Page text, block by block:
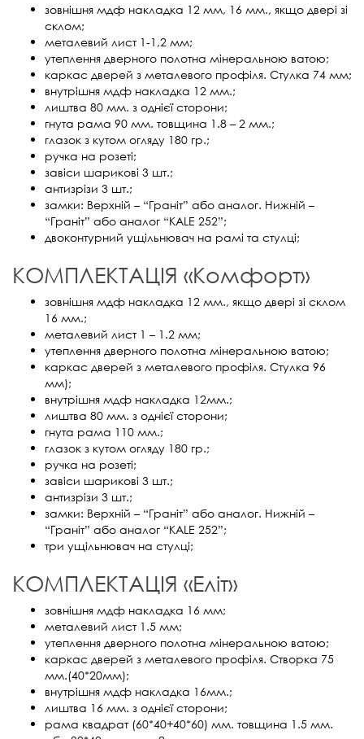
зовнішня мдф накладка 12 мм, 16 мм., якщо двері зі
склом;
металевий лист 1-1,2 мм;
утеплення дверного полотна мінеральною ватою;
каркас дверей з металевого профіля. Стулка 74 мм;
внутрішня мдф накладка 12 мм.;
лиштва 80 мм. з однієї сторони;
гнута рама 90 мм. товщина 1.8 – 2 мм.;
глазок з кутом огляду 180 гр.;
ручка на розеті;
завіси шарикові 3 шт.;
антизрізи 3 шт.;
замки: Верхній – “Граніт” або аналог. Нижній –
“Граніт” або аналог “KALE 252”;
двоконтурний ущільнювач на рамі та стулці;
КОМПЛЕКТАЦІЯ «Комфорт»
зовнішня мдф накладка 12 мм., якщо двері зі склом
16 мм.;
металевий лист 1 – 1.2 мм;
утеплення дверного полотна мінеральною ватою;
каркас дверей з металевого профіля. Стулка 96
мм);
внутрішня мдф накладка 12мм.;
лиштва 80 мм. з однієї сторони;
гнута рама 110 мм.;
глазок з кутом огляду 180 гр.;
ручка на розеті;
завіси шарикові 3 шт.;
антизрізи 3 шт.;
замки: Верхній – “Граніт” або аналог. Нижній –
“Граніт” або аналог “KALE 252”;
три ущільнювач на стулці;
КОМПЛЕКТАЦІЯ «Еліт»
зовнішня мдф накладка 16 мм;
металевий лист 1.5 мм;
утеплення дверного полотна мінеральною ватою;
каркас дверей з металевого профіля. Створка 75
мм.(40*20мм);
внутрішня мдф накладка 16мм.;
лиштва 16 мм. з однієї сторони;
рама квадрат (60*40+40*60) мм. товщина 1.5 мм.